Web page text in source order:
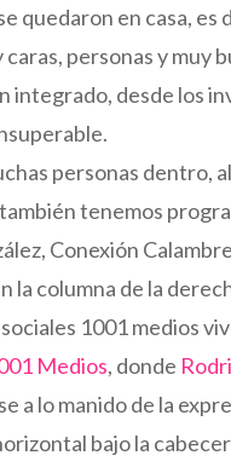
quedaron en casa,
caras, personas y muy
integrado, desde los
personas dentro,
tenemos
Conexión
la columna de la
1001 medios
Medios, donde
a lo manido de la
bajo la